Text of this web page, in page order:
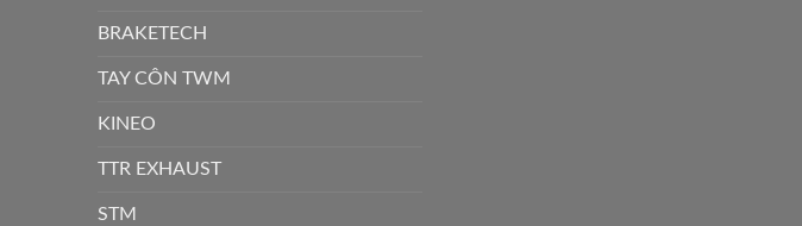
BRAKETECH
TAY CÔN TWM
KINEO
TTR EXHAUST
STM